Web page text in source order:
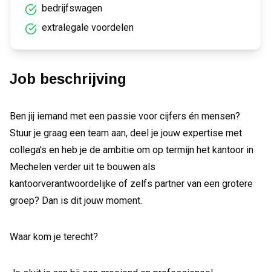
bedrijfswagen
extralegale voordelen
Job beschrijving
Ben jij iemand met een passie voor cijfers én mensen?
Stuur je graag een team aan, deel je jouw expertise met
collega's en heb je de ambitie om op termijn het kantoor in
Mechelen verder uit te bouwen als
kantoorverantwoordelijke of zelfs partner van een grotere
groep? Dan is dit jouw moment.
Waar kom je terecht?